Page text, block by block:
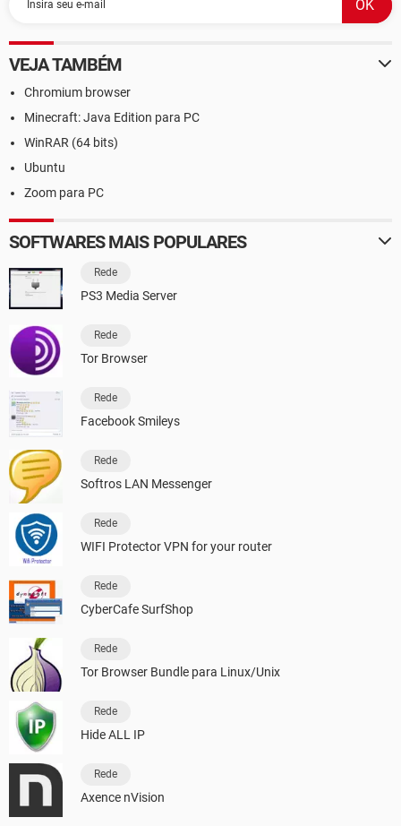
VEJA TAMBÉM
Chromium browser
Minecraft: Java Edition para PC
WinRAR (64 bits)
Ubuntu
Zoom para PC
SOFTWARES MAIS POPULARES
Rede
PS3 Media Server
Rede
Tor Browser
Rede
Facebook Smileys
Rede
Softros LAN Messenger
Rede
WIFI Protector VPN for your router
Rede
CyberCafe SurfShop
Rede
Tor Browser Bundle para Linux/Unix
Rede
Hide ALL IP
Rede
Axence nVision